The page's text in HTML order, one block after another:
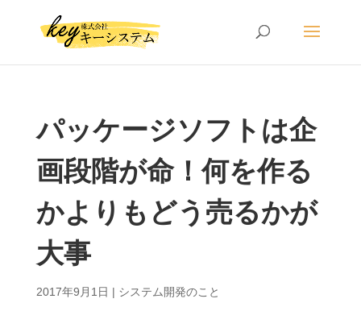
パッケージソフトは企
画段階が命！何を作る
かよりもどう売るかが
大事
2017年9月1日 | システム開発のこと